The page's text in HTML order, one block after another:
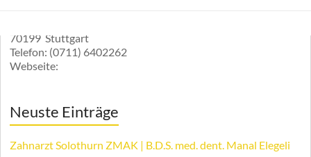
70199 Stuttgart
Telefon: (0711) 6402262
Webseite:
Neuste Einträge
Zahnarzt Solothurn ZMAK | B.D.S. med. dent. Manal Elegeli